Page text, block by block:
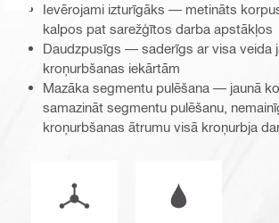
Ievērojami izturīgāks — metināts
kalpos pat sarežģītos darba apstākļos
Daudzpusīgs — saderīgs ar visa veida
kroņurbšanas iekārtām
Mazāka segmentu pulēšana — jaunā
samazināt segmentu pulēšanu,
kroņurbšanas ātrumu visā kroņurbja